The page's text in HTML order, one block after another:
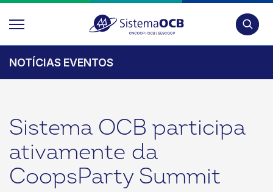
NOTÍCIAS EVENTOS
Sistema OCB participa
ativamente da
CoopsParty Summit